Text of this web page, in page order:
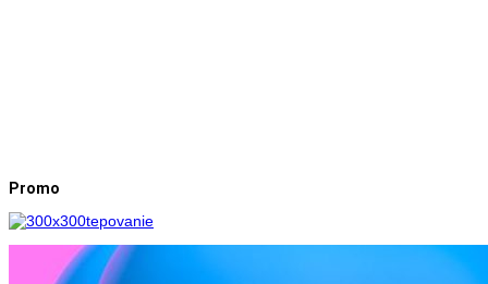
Promo